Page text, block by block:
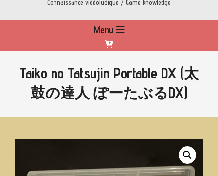
Connaissance vidéoludique / Game knowledge
Menu
Menu
Taiko no Tatsujin Portable DX (太
鼓の達人 ぽーたぶるDX)